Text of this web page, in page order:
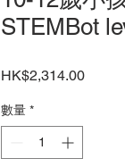
STEMBot
HK$2,314.00價
數量 *